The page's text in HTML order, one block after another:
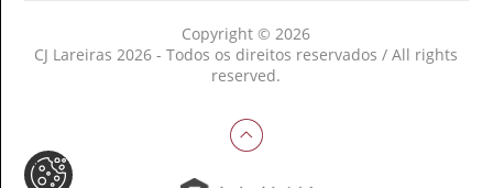
Copyright © 2026
CJ Lareiras 2026 - Todos os direitos reservados / All rights
reserved.